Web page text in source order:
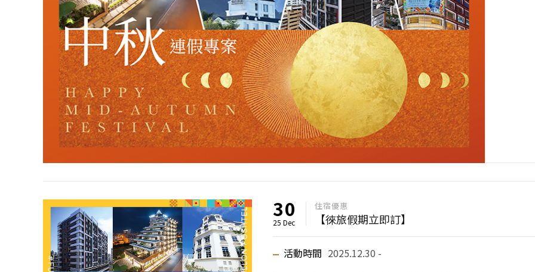
30
25 Dec
住宿優惠
【徠旅假期立即訂】
活動時間 2025.12.30 -